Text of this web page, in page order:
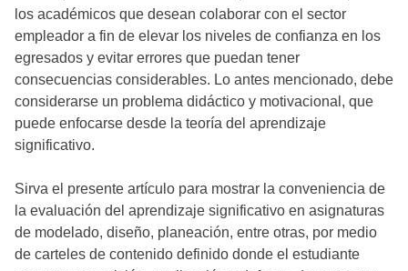
los académicos que desean colaborar con el sector
empleador a fin de elevar los niveles de confianza en los
egresados y evitar errores que puedan tener
consecuencias considerables. Lo antes mencionado, debe
considerarse un problema didáctico y motivacional, que
puede enfocarse desde la teoría del aprendizaje
significativo.
Sirva el presente artículo para mostrar la conveniencia de
la evaluación del aprendizaje significativo en asignaturas
de modelado, diseño, planeación, entre otras, por medio
de carteles de contenido definido donde el estudiante